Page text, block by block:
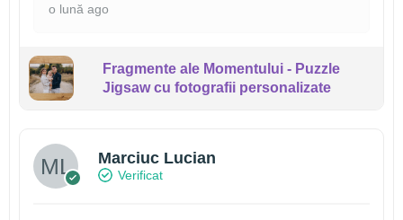
o lună ago
Fragmente ale Momentului - Puzzle
Jigsaw cu fotografii personalizate
Marciuc Lucian
Verificat